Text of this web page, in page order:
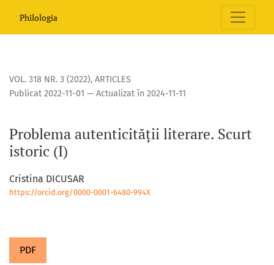
Philologia
VOL. 318 NR. 3 (2022), ARTICLES
Problema autenticității literare. Scurt
istoric (I)
Publicat 2022-11-01 — Actualizat în 2024-11-11
Cristina DICUSAR
https://orcid.org/0000-0001-6480-994X
PDF